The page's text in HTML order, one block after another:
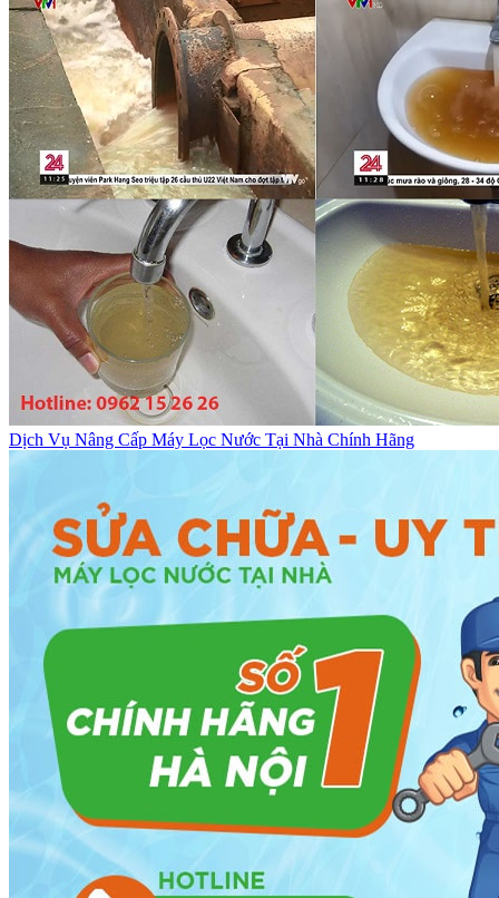
Dịch Vụ Nâng Cấp Máy Lọc Nước Tại Nhà Chính Hãng